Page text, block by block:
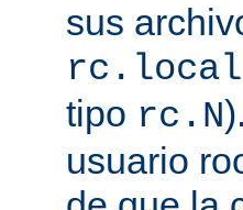
sus
rc.local
tipo rc.N
usuario